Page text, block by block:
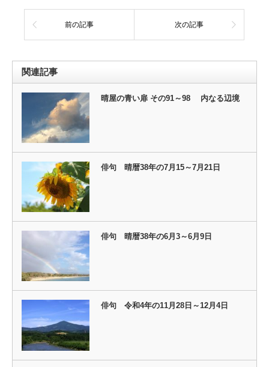
前の記事 次の記事
関連記事
晴屋の青い扉 その91～98 内なる辺境
俳句 晴暦38年の7月15～7月21日
俳句 晴暦38年の6月3～6月9日
俳句 令和4年の11月28日～12月4日